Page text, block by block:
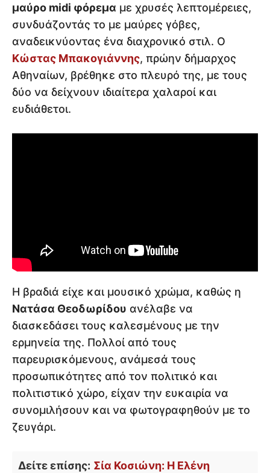
μαύρο midi φόρεμα με χρυσές λεπτομέρειες,
συνδυάζοντάς το με μαύρες γόβες,
αναδεικνύοντας ένα διαχρονικό στιλ. Ο
Κώστας Μπακογιάννης, πρώην δήμαρχος
Αθηναίων, βρέθηκε στο πλευρό της, με τους
δύο να δείχνουν ιδιαίτερα χαλαροί και
ευδιάθετοι.
Η βραδιά είχε και μουσικό χρώμα, καθώς η
Νατάσα Θεοδωρίδου ανέλαβε να
διασκεδάσει τους καλεσμένους με την
ερμηνεία της. Πολλοί από τους
παρευρισκόμενους, ανάμεσά τους
προσωπικότητες από τον πολιτικό και
πολιτιστικό χώρο, είχαν την ευκαιρία να
συνομιλήσουν και να φωτογραφηθούν με το
ζευγάρι.
Δείτε επίσης: Σία Κοσιώνη: Η Ελένη